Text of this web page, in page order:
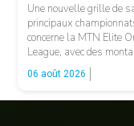
Une nouvelle grille de
principaux
concerne la MTN Elite
League, avec des
fonctions. LA SUITE
relayées par Allez Les
06 août 2026